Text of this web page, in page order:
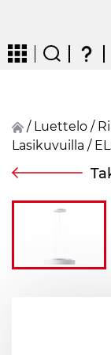
CZENDEFRFIN
/ Luettelo /
Lasikuvuilla /